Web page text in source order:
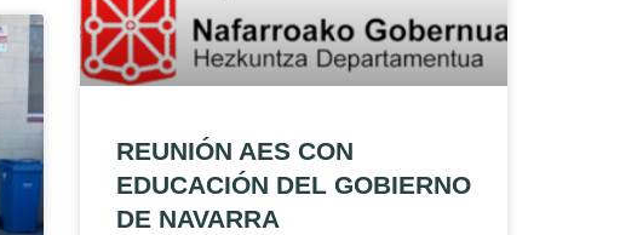
REUNIÓN AES CON
EDUCACIÓN DEL GOBIERNO
DE NAVARRA